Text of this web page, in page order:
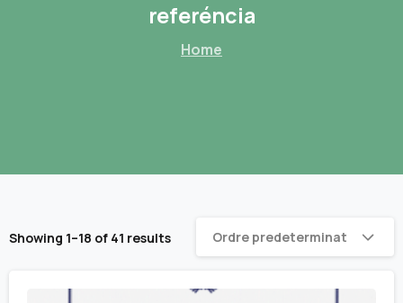
referéncia
Home
Showing 1–18 of 41 results Ordre predeterminat